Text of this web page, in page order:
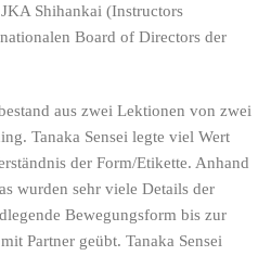
Shihankai (Instructors
Board of Directors der
aus zwei Lektionen von zwei
Tanaka Sensei legte viel Wert
der Form/Etikette. Anhand
wurden sehr viele Details der
Bewegungsform bis zur
Partner geübt. Tanaka Sensei